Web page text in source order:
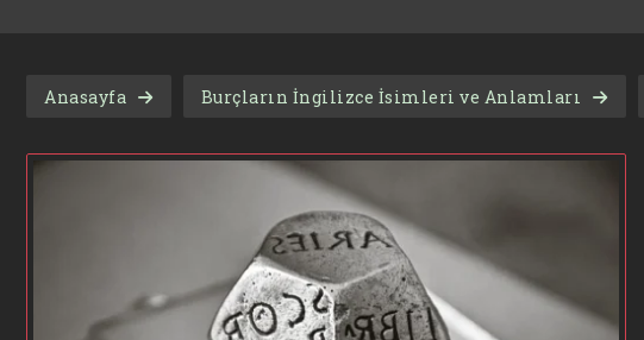
Anasayfa Burçların İngilizce İsimleri ve Anlamları